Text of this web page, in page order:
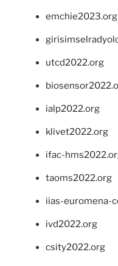
emchie2023.org
utcd2022.org
ialp2022.org
klivet2022.org
ifac-
taoms2022.org
iias-euromena-
ivd2022.org
csity2022.org